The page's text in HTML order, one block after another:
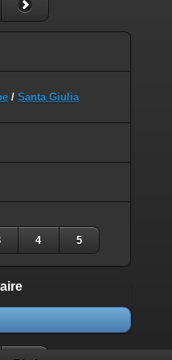
/ Santa Giulia
4 5